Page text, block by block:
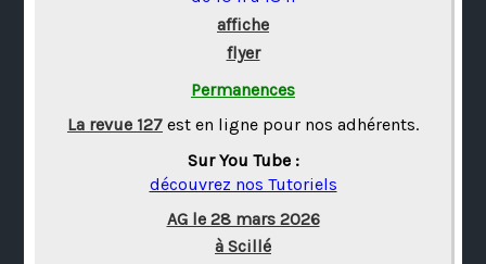
affiche
flyer
Permanences
La revue 127 est en ligne pour nos adhérents.
Sur You Tube :
découvrez nos Tutoriels
AG le 28 mars 2026
à Scillé